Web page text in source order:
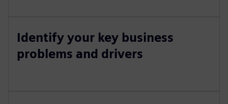
Identify your key business
problems and drivers